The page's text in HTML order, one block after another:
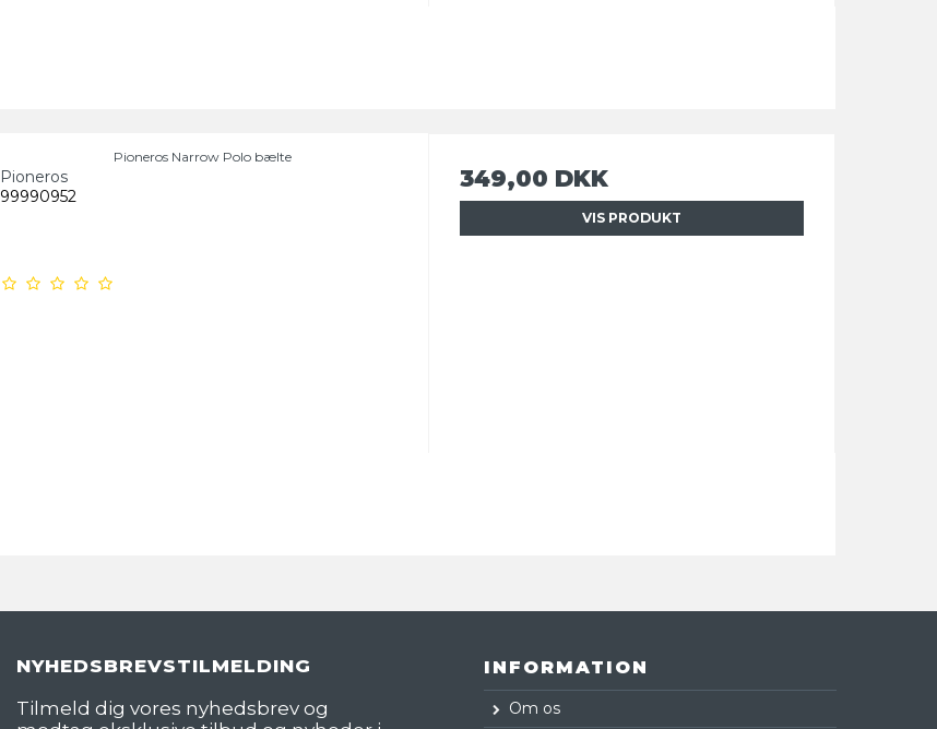
Pioneros Narrow Polo bælte
Pioneros
99990952
349,00 DKK
VIS PRODUKT
NYHEDSBREVSTILMELDING
Tilmeld dig vores nyhedsbrev og
INFORMATION
Om os